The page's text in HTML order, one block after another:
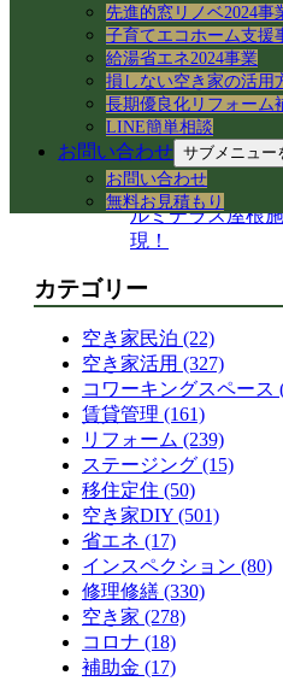
先進的窓リノベ2024事
子育てエコホーム支援
給湯省エネ2024事業
損しない空き家の活用
長期優良化リフォーム
LINE簡単相談
お問い合わせ サブメニュー
お問い合わせ
無料お見積もり
岐阜県各務原市
屋根下の土間コ
【岐阜県】命を
へ！新県庁での
岐阜市で築50年
民泊・レンタル
等の最新事例と
岐阜県各務原市
ルミテラス屋根
現！
カテゴリー
空き家民泊 (22)
空き家活用 (327)
コワーキングスペース
賃貸管理 (161)
リフォーム (239)
ステージング (15)
移住定住 (50)
空き家DIY (501)
省エネ (17)
インスペクション (80)
修理修繕 (330)
空き家 (278)
コロナ (18)
補助金 (17)